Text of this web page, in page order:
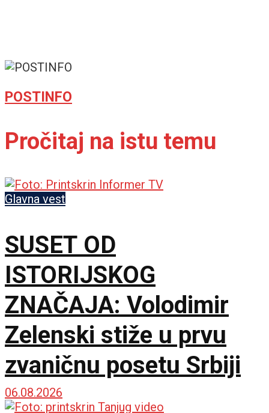
POSTINFO
Pročitaj na istu temu
Glavna vest
SUSET OD
ISTORIJSKOG
ZNAČAJA: Volodimir
Zelenski stiže u prvu
zvaničnu posetu Srbiji
06.08.2026